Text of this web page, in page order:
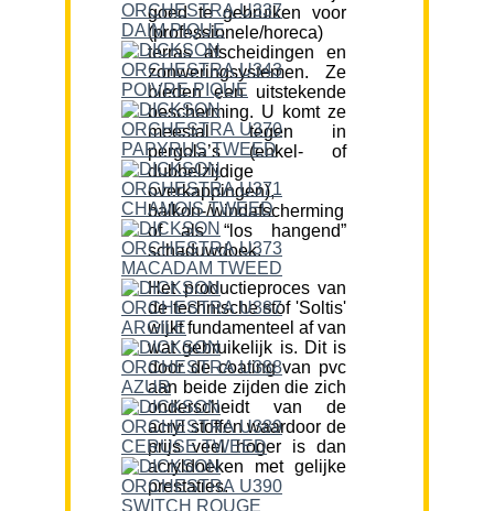
goed te gebruiken voor
(professionele/horeca)
terras afscheidingen en
zonweringsystemen. Ze
bieden een uitstekende
bescherming. U komt ze
meestal tegen in
pergola’s (enkel- of
dubbelzijdige
overkappingen),
balkon-/windafscherming
of als “los hangend”
schaduwdoek.
Het productieproces van
de technische stof 'Soltis'
wijkt fundamenteel af van
wat gebruikelijk is. Dit is
door de coating van pvc
aan beide zijden die zich
onderscheidt van de
acryl stoffen waardoor de
prijs veel hoger is dan
acryldoeken met gelijke
prestaties.